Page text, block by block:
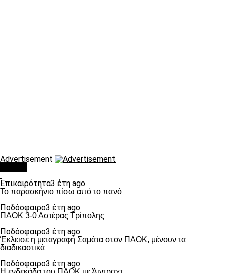
Advertisement
Επικαιρότητα3 έτη ago
Το παρασκήνιο πίσω από το πανό
Ποδόσφαιρο3 έτη ago
ΠΑΟΚ 3-0 Αστέρας Τρίπολης
Ποδόσφαιρο3 έτη ago
Έκλεισε η μεταγραφή Σαμάτα στον ΠΑΟΚ, μένουν τα
διαδικαστικά
Ποδόσφαιρο3 έτη ago